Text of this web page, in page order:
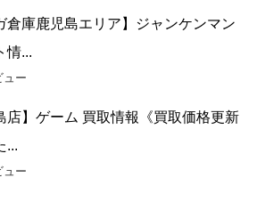
倉庫鹿児島エリア】ジャンケンマン
情...
ュー
店】ゲーム 買取情報《買取価格更新
...
ュー